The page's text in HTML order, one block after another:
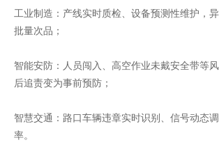
工业制造：产线实时质检、设备预测性维护，
批量次品；
智能安防：人员闯入、高空作业未戴安全带等
后追责变为事前预防；
智慧交通：路口车辆违章实时识别、信号动态
率。